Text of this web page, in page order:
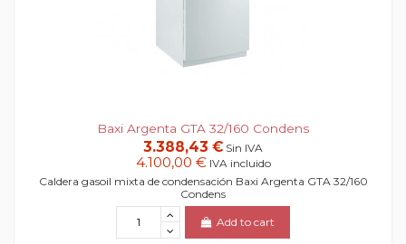
Baxi Argenta GTA 32/160 Condens
3.388,43 € Sin IVA
4.100,00 € IVA incluido
Caldera gasoil mixta de condensación Baxi Argenta GTA 32/160
Condens
Add to cart